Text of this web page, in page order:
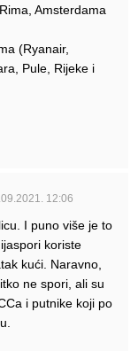
Amsterdama
(Ryanair,
Pule, Rijeke i
12:06
I puno više je to
koriste
kući. Naravno,
ne spori, ali su
i putnike koji po